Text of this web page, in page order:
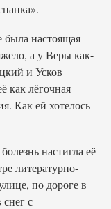
была настоящая
а у Веры как-
и Усков
как лёгочная
Как ей хотелось
настигла её
литературно-
по дороге в
с